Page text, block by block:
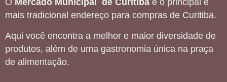
O Mercado Municipal de Curitiba é o principal e
mais tradicional endereço para compras de Curitiba.
Aqui você encontra a melhor e maior diversidade de
produtos, além de uma gastronomia única na praça
de alimentação.